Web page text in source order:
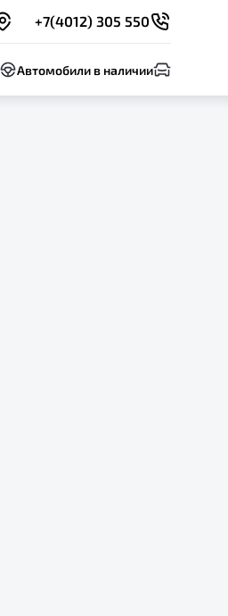
+7(4012) 305 550
Автомобили в наличии